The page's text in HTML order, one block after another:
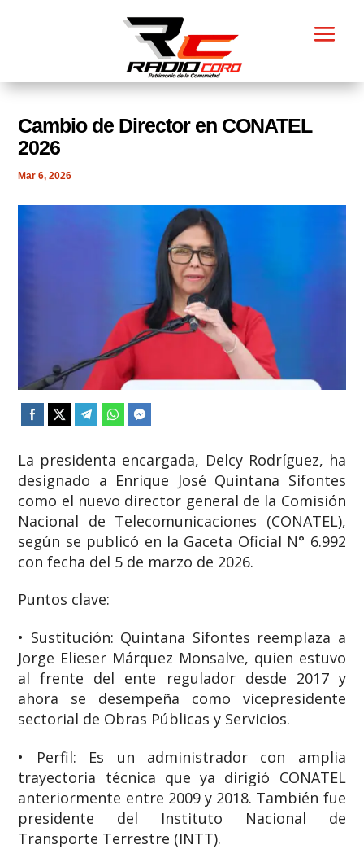
Cambio de Director en CONATEL
2026
Mar 6, 2026
La presidenta encargada, Delcy Rodríguez, ha
designado a Enrique José Quintana Sifontes
como el nuevo director general de la Comisión
Nacional de Telecomunicaciones (CONATEL),
según se publicó en la Gaceta Oficial N° 6.992
con fecha del 5 de marzo de 2026.
Puntos clave:
• Sustitución: Quintana Sifontes reemplaza a
Jorge Elieser Márquez Monsalve, quien estuvo
al frente del ente regulador desde 2017 y
ahora se desempeña como vicepresidente
sectorial de Obras Públicas y Servicios.
• Perfil: Es un administrador con amplia
trayectoria técnica que ya dirigió CONATEL
anteriormente entre 2009 y 2018. También fue
presidente del Instituto Nacional de
Transporte Terrestre (INTT).